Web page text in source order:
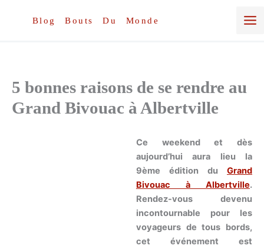
Blog Bouts Du Monde
5 bonnes raisons de se rendre au
Grand Bivouac à Albertville
Ce weekend et dès
aujourd’hui aura lieu la
9ème édition du Grand
Bivouac à Albertville.
Rendez-vous devenu
incontournable pour les
voyageurs de tous bords,
cet événement est